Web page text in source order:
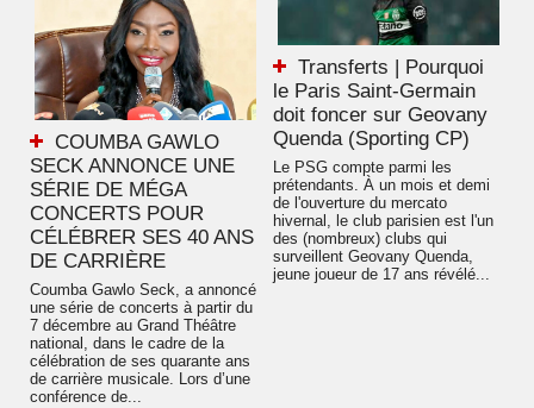
COUMBA GAWLO
SECK ANNONCE UNE
SÉRIE DE MÉGA
CONCERTS POUR
CÉLÉBRER SES 40 ANS
DE CARRIÈRE
Coumba Gawlo Seck, a annoncé
une série de concerts à partir du
7 décembre au Grand Théâtre
national, dans le cadre de la
célébration de ses quarante ans
de carrière musicale. Lors d’une
conférence de...
Transferts | Pourquoi
le Paris Saint-Germain
doit foncer sur Geovany
Quenda (Sporting CP)
Le PSG compte parmi les
prétendants. À un mois et demi
de l'ouverture du mercato
hivernal, le club parisien est l'un
des (nombreux) clubs qui
surveillent Geovany Quenda,
jeune joueur de 17 ans révélé...